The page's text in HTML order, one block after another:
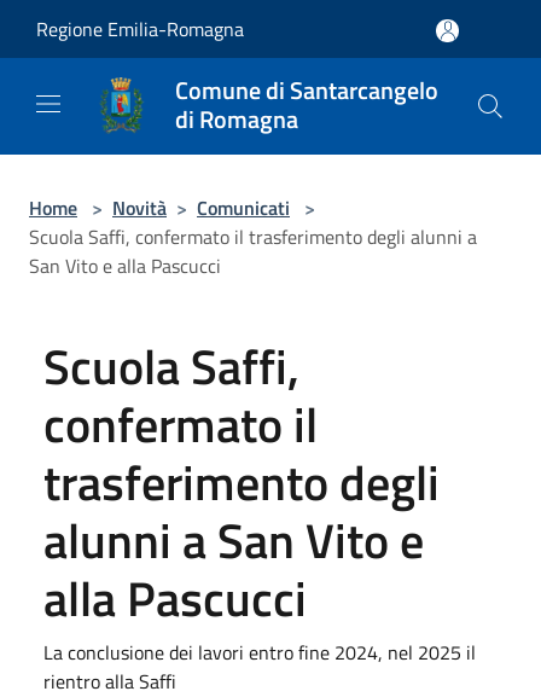
Regione Emilia-Romagna
Comune di Santarcangelo
di Romagna
Home > Novità > Comunicati >
Scuola Saffi, confermato il trasferimento degli alunni a
San Vito e alla Pascucci
Scuola Saffi,
confermato il
trasferimento degli
alunni a San Vito e
alla Pascucci
La conclusione dei lavori entro fine 2024, nel 2025 il
rientro alla Saffi